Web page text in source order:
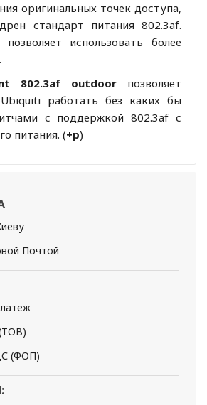
оригинальных точек доступа,
стандарт питания 802.3af.
использовать более
802.3af outdoor позволяет
работать без каких бы
с поддержкой 802.3af с
питания. (+р)
Почтой
(ФОП)